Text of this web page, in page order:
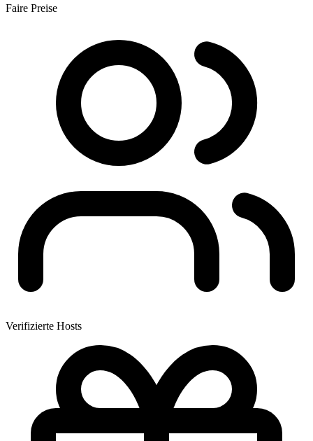
Faire Preise
Verifizierte Hosts